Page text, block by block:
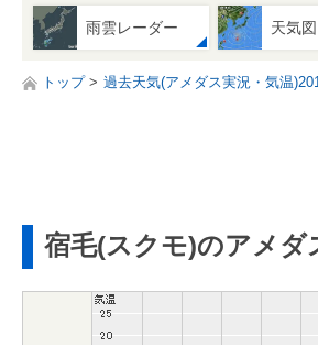
雨雲レーダー 天気図
トップ 過去天気(アメダス実況・気温
宿毛(スクモ)のアメダ